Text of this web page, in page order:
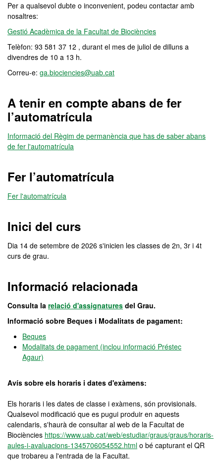
Per a qualsevol dubte o inconvenient, podeu contactar amb
nosaltres:
Gestió Acadèmica de la Facultat de Biociències
Telèfon: 93 581 37 12 , durant el mes de juliol de dilluns a
divendres de 10 a 13 h.
Correu-e: ga.biociencies@uab.cat
A tenir en compte abans de fer
l’automatrícula
Informació del Règim de permanència que has de saber abans
de fer l'automatrícula
Fer l’automatrícula
Fer l'automatrícula
Inici del curs
Dia 14 de setembre de 2026 s'inicien les classes de 2n, 3r i 4t
curs de grau.
Informació relacionada
Consulta la relació d'assignatures del Grau.
Informació sobre Beques i Modalitats de pagament:
Beques
Modalitats de pagament (inclou informació Préstec
Agaur)
Avís sobre els horaris i dates d'exàmens:
Els horaris i les dates de classe i exàmens, són provisionals.
Qualsevol modificació que es pugui produir en aquests
calendaris, s'haurà de consultar al web de la Facultat de
Biociències https://www.uab.cat/web/estudiar/graus/graus/horaris-
aules-i-avaluacions-1345706054552.html o bé capturant el QR
que trobareu a l'entrada de la Facultat.